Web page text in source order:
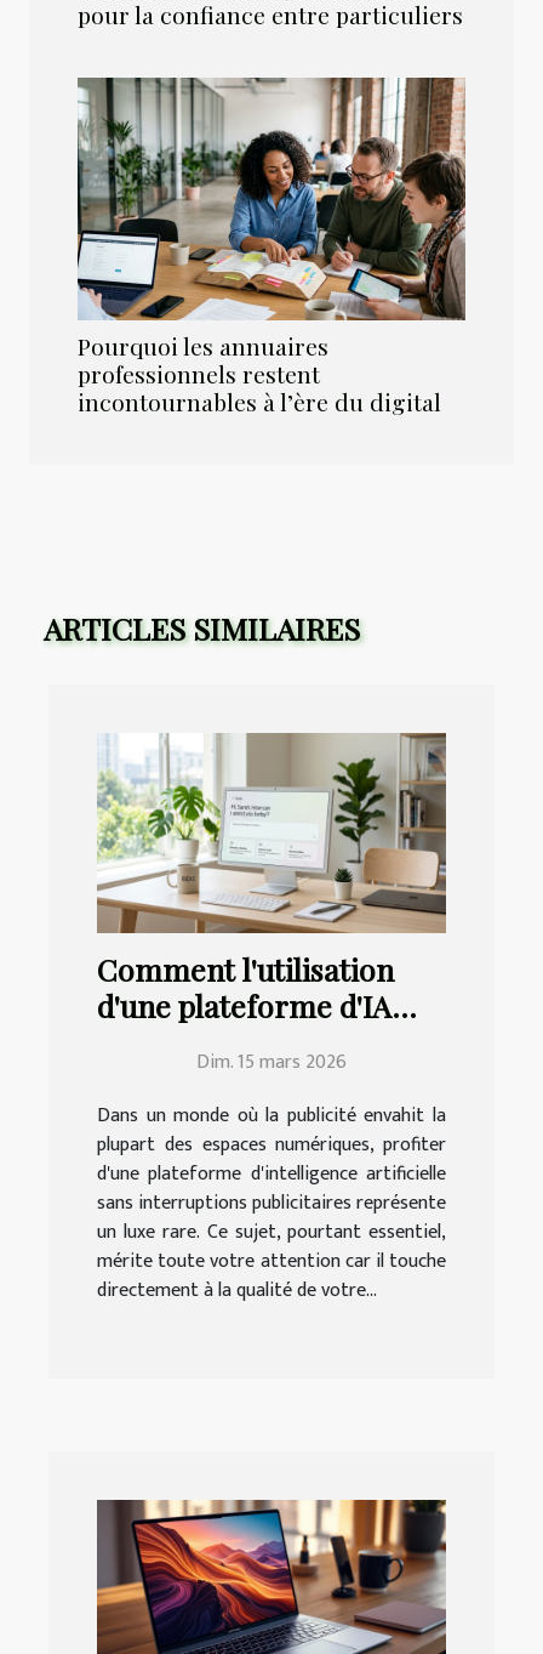
pour la confiance entre particuliers
Pourquoi les annuaires
professionnels restent
incontournables à l’ère du digital
ARTICLES SIMILAIRES
Comment l'utilisation
d'une plateforme d'IA
elle votre expérience ?
Dim. 15 mars 2026
Dans un monde où la publicité envahit la
plupart des espaces numériques, profiter
d'une plateforme d'intelligence artificielle
sans interruptions publicitaires représente
un luxe rare. Ce sujet, pourtant essentiel,
mérite toute votre attention car il touche
directement à la qualité de votre...